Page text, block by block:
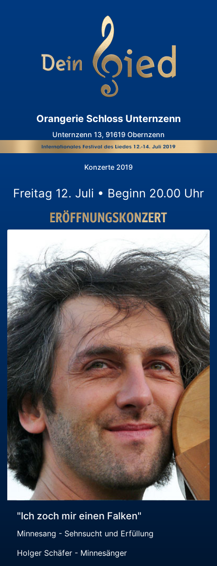
Orangerie Schloss Unternzenn
Unternzenn 13, 91619 Obernzenn
Konzerte 2019
Freitag 12. Juli • Beginn 20.00 Uhr
"Ich zoch mir einen Falken"
Minnesang - Sehnsucht und Erfüllung
Holger Schäfer - Minnesänger